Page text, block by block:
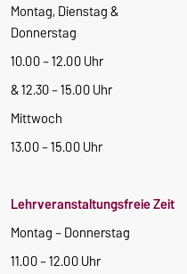
Montag, Dienstag &
Donnerstag
10.00 – 12.00 Uhr
& 12.30 – 15.00 Uhr
Mittwoch
13.00 – 15.00 Uhr
Lehrveranstaltungsfreie Zeit
Montag – Donnerstag
11.00 – 12.00 Uhr